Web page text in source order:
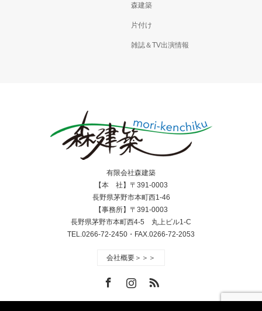
森建築
片付け
雑誌＆TV出演情報
有限会社森建築
【本 社】〒391-0003
長野県茅野市本町西1-46
【事務所】〒391-0003
長野県茅野市本町西4-5 丸上ビル1-C
TEL.0266-72-2450・FAX.0266-72-2053
会社概要＞＞＞